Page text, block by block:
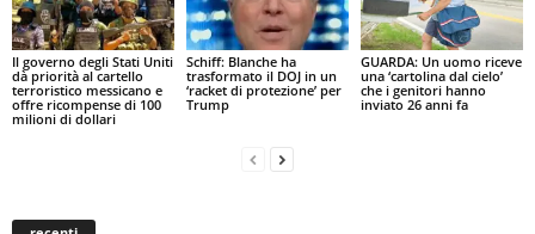
Il governo degli Stati Uniti
dà priorità al cartello
terroristico messicano e
offre ricompense di 100
milioni di dollari
Schiff: Blanche ha
trasformato il DOJ in un
‘racket di protezione’ per
Trump
GUARDA: Un uomo riceve
una ‘cartolina dal cielo’
che i genitori hanno
inviato 26 anni fa